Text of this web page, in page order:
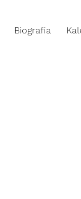
Biografia